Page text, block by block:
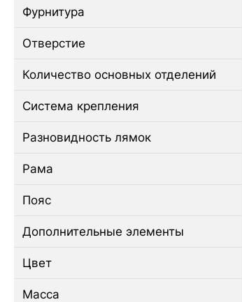
Фурнитура
Отверстие
Количество основных отделений
Система крепления
Разновидность лямок
Рама
Пояс
Дополнительные элементы
Цвет
Масса